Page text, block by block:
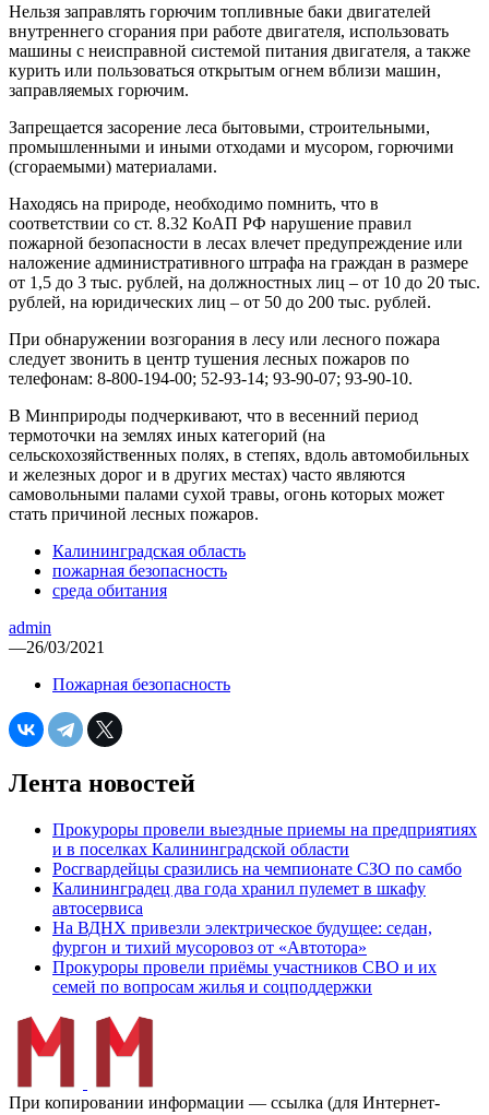
Нельзя заправлять горючим топливные баки двигателей
внутреннего сгорания при работе двигателя, использовать
машины с неисправной системой питания двигателя, а также
курить или пользоваться открытым огнем вблизи машин,
заправляемых горючим.
Запрещается засорение леса бытовыми, строительными,
промышленными и иными отходами и мусором, горючими
(сгораемыми) материалами.
Находясь на природе, необходимо помнить, что в
соответствии со ст. 8.32 КоАП РФ нарушение правил
пожарной безопасности в лесах влечет предупреждение или
наложение административного штрафа на граждан в размере
от 1,5 до 3 тыс. рублей, на должностных лиц – от 10 до 20 тыс.
рублей, на юридических лиц – от 50 до 200 тыс. рублей.
При обнаружении возгорания в лесу или лесного пожара
следует звонить в центр тушения лесных пожаров по
телефонам: 8-800-194-00; 52-93-14; 93-90-07; 93-90-10.
В Минприроды подчеркивают, что в весенний период
термоточки на землях иных категорий (на
сельскохозяйственных полях, в степях, вдоль автомобильных
и железных дорог и в других местах) часто являются
самовольными палами сухой травы, огонь которых может
стать причиной лесных пожаров.
Калининградская область
пожарная безопасность
среда обитания
admin
—26/03/2021
Пожарная безопасность
Лента новостей
Прокуроры провели выездные приемы на предприятиях
и в поселках Калининградской области
Росгвардейцы сразились на чемпионате СЗО по самбо
Калининградец два года хранил пулемет в шкафу
автосервиса
На ВДНХ привезли электрическое будущее: седан,
фургон и тихий мусоровоз от «Автотора»
Прокуроры провели приёмы участников СВО и их
семей по вопросам жилья и соцподдержки
При копировании информации — ссылка (для Интернет-